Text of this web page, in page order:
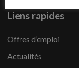
Liens rapides
Offres d’emploi
Actualités